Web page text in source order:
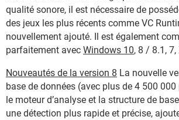
qualité sonore, il est nécessaire de
des jeux les plus récents comme VC
nouvellement ajouté. Il est également
parfaitement avec Windows 10, 8 / 8.1,
Nouveautés de la version 8 La nouvelle
base de données (avec plus de 4 500
le moteur d’analyse et la structure de
une détection plus rapide et précise,